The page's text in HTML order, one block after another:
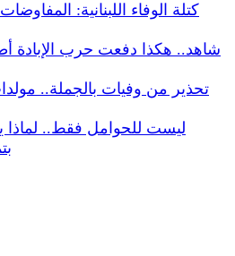
كتلة الوفاء اللبنانية:
شاهد.. هكذا دفعت حرب الإبادة
تحذير من وفيات بالجملة..
ليست للحوامل فقط.. لماذا